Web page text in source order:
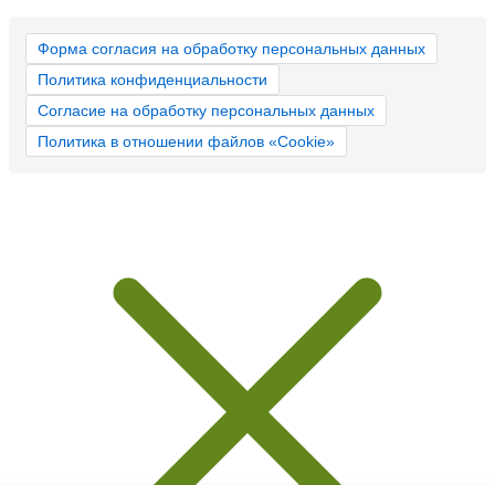
Форма согласия на обработку персональных данных
Политика конфиденциальности
Согласие на обработку персональных данных
Политика в отношении файлов «Cookie»